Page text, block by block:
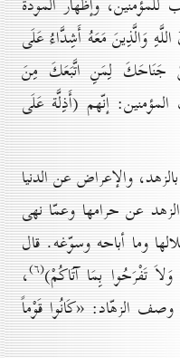
وَالَّذِينَ مَعَهُ أَشِدَّاءُ عَلَى
جَنَاحَكَلِمَنِ اتَّبَعَكَ مِنَ
إنّهم (أَذِلَّة عَلَى
والإعراض عن الدنيا
عن حرامها وعمّا نهى
وما أباحه وسوّغه. قال
تَفْرَحُوا بِمَا آتَاكُمْ)(٦) ،
وصف الزهّاد: «كَانُوا قَوْماً